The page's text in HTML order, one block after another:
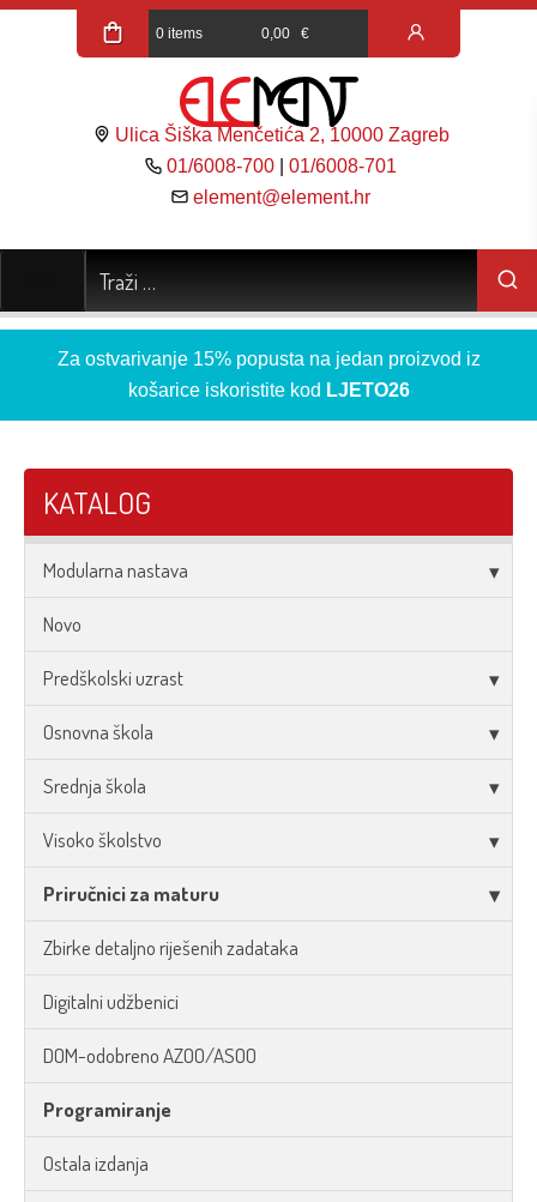
0 items 0,00 €
Ulica Šiška Menčetića 2, 10000 Zagreb
01/6008-700 |01/6008-701
element@element.hr
Za ostvarivanje 15% popusta na jedan proizvod iz
košarice iskoristite kod LJETO26
KATALOG
Modularna nastava
Novo
Predškolski uzrast
Osnovna škola
Srednja škola
Visoko školstvo
Priručnici za maturu
Zbirke detaljno riješenih zadataka
Digitalni udžbenici
DOM-odobreno AZOO/ASOO
Programiranje
Ostala izdanja